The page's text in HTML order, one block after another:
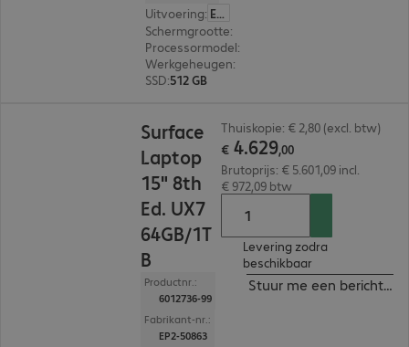
Uitvoering: Europa
Schermgrootte:
Processormodel:
Werkgeheugen:
SSD:512 GB
Surface
Laptop
15" 8th
Ed. UX7
64GB/1T
B
Productnr.:
6012736-99
Fabrikant-nr.:
EP2-50863
Thuiskopie: € 2,80 (excl. btw)
€ 4.629,00
Brutoprijs: € 5.601,09 incl.
€ 972,09 btw
Levering zodra
beschikbaar
Stuur me een bericht